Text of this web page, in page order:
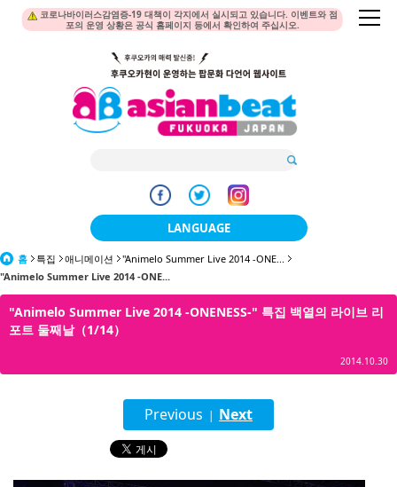
코로나바이러스감염증-19 대책이 각지에서 실시되고 있습니다. 이벤트와 점
포의 운영 상황은 공식 홈페이지 등에서 확인하여 주십시오.
LANGUAGE
日本語
한국어
tiéng Viêt
홈 특집 애니메이션
"Animelo Summer Live 2014 -ONE...
"Animelo Summer Live 2014 -ONE...
"Animelo Summer Live 2014 -ONENESS-" 특집 백열의 라이브 리
포트 둘째날（1/14）
2014.10.30
Previous | Next